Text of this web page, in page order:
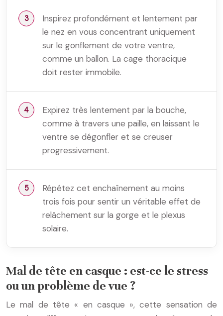
Inspirez profondément et lentement par
le nez en vous concentrant uniquement
sur le gonflement de votre ventre,
comme un ballon. La cage thoracique
doit rester immobile.
Expirez très lentement par la bouche,
comme à travers une paille, en laissant le
ventre se dégonfler et se creuser
progressivement.
Répétez cet enchaînement au moins
trois fois pour sentir un véritable effet de
relâchement sur la gorge et le plexus
solaire.
Mal de tête en casque : est-ce le stress
ou un problème de vue ?
Le mal de tête « en casque », cette sensation de